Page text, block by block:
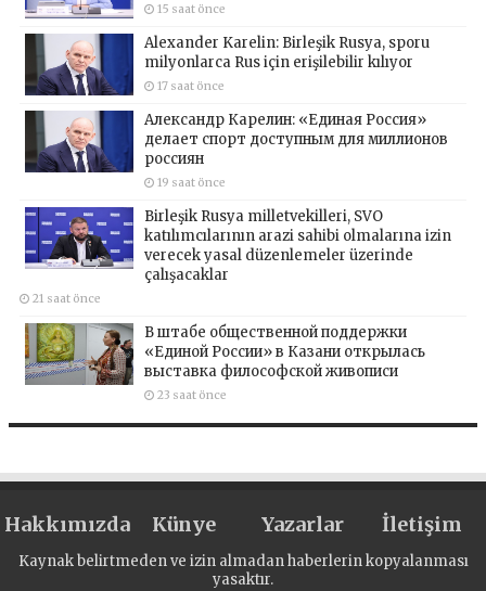
15 saat önce
Alexander Karelin: Birleşik Rusya, sporu
milyonlarca Rus için erişilebilir kılıyor
17 saat önce
Александр Карелин: «Единая Россия»
делает спорт доступным для миллионов
россиян
19 saat önce
Birleşik Rusya milletvekilleri, SVO
katılımcılarının arazi sahibi olmalarına izin
verecek yasal düzenlemeler üzerinde
çalışacaklar
21 saat önce
В штабе общественной поддержки
«Единой России» в Казани открылась
выставка философской живописи
23 saat önce
Hakkımızda Künye Yazarlar İletişim
Kaynak belirtmeden ve izin almadan haberlerin kopyalanması
yasaktır.